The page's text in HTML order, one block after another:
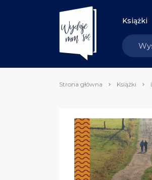
Książki
Strona główna Książki